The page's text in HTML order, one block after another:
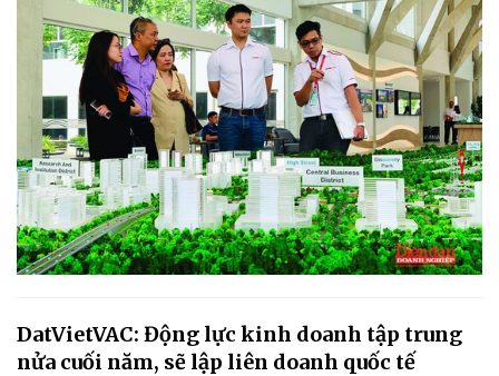
DatVietVAC: Động lực kinh doanh tập trung
nửa cuối năm, sẽ lập liên doanh quốc tế